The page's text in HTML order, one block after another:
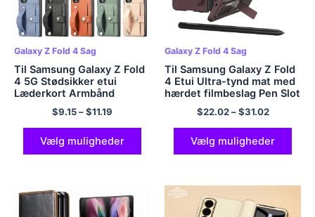
Galaxy Z Fold 4 Sag
Til Samsung Galaxy Z Fold
4 5G Stødsikker etui
Læderkort Armbånd
Beskytter Bagcover til
Galaxy Z Fold 3 Etui Z
Fold2 Fold 5
$9.15–$11.19
Vælg muligheder
Galaxy Z Fold 4 Sag
Til Samsung Galaxy Z Fold
4 Etui Ultra-tynd mat med
hærdet filmbeslag Pen Slot
Fold Stødsikker
beskyttelse hårdt dæksel
$22.02–$31.02
Vælg muligheder